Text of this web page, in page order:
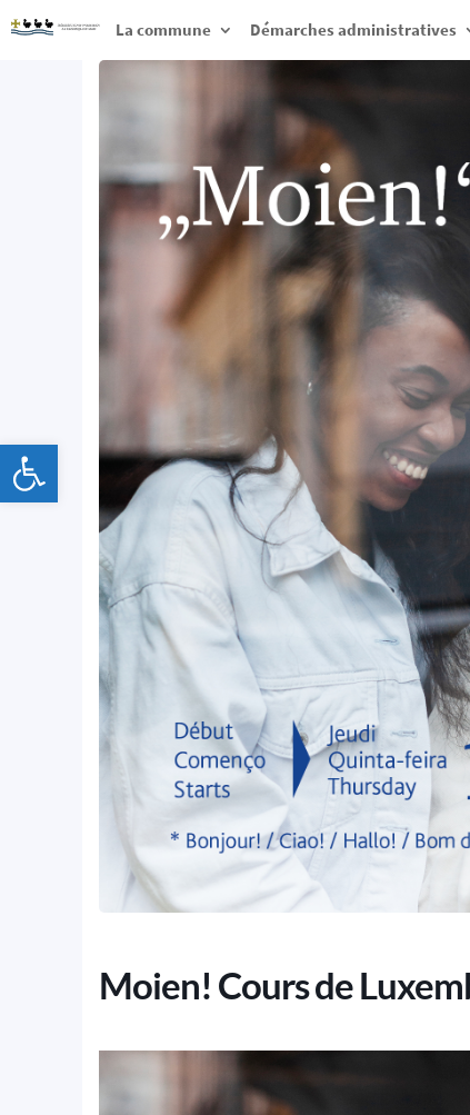
La commune Démarches administratives
Moien! Cours de
Ouvrir la barre d’outils